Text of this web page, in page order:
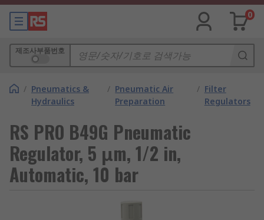
0
제조사부품번호
/ Pneumatics &
Hydraulics
/ Pneumatic Air
Preparation
/ Filter
Regulators
RS PRO B49G Pneumatic
Regulator, 5 μm, 1/2 in,
Automatic, 10 bar